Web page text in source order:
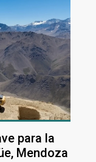
para la
Mendoza